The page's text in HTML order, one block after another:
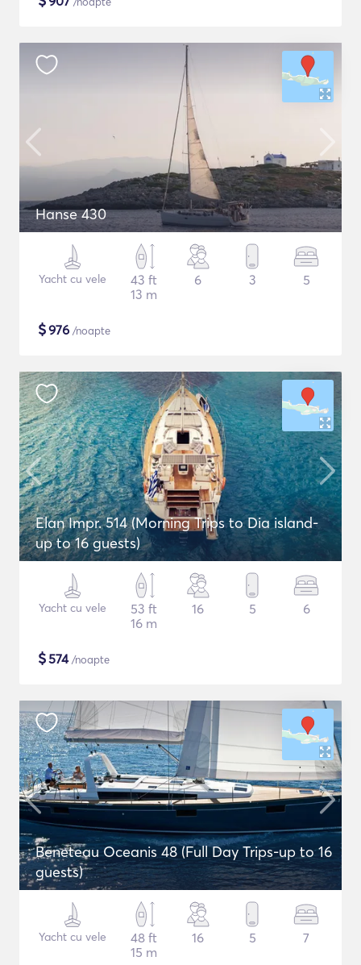
Hanse 430
Yacht cu vele
43 ft
13 m
6 3 5
$976 /noapte
Elan Impr. 514 (Morning Trips to Dia island-
up to 16 guests)
Yacht cu vele
53 ft
16 m
16 5 6
$574/noapte
Beneteau Oceanis 48 (Full Day Trips-up to 16
guests)
Yacht cu vele
48 ft
15 m
16 5 7